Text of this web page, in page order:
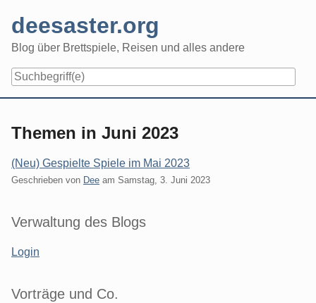
content
deesaster.org
Blog über Brettspiele, Reisen und alles andere
Themen in Juni 2023
(Neu) Gespielte Spiele im Mai 2023
Geschrieben von Dee am Samstag, 3. Juni 2023
Seitenleiste
Verwaltung des Blogs
Login
Vorträge und Co.